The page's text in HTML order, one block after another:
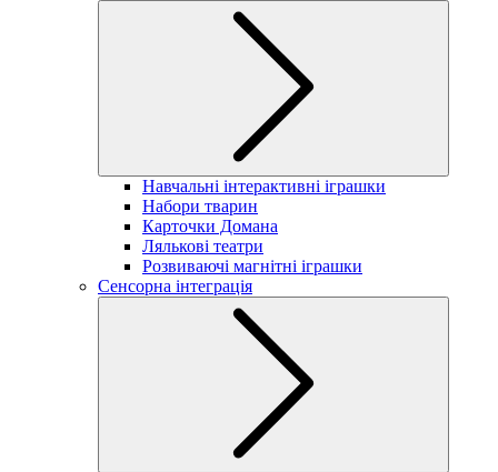
Навчальні інтерактивні іграшки
Набори тварин
Карточки Домана
Лялькові театри
Розвиваючі магнітні іграшки
Сенсорна інтеграція